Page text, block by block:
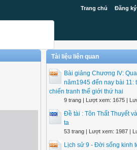
Trang chủ Đăng ký
Tài liệu liên quan
Bài giảng Chương IV:
năm1945 đến nay bài 11:
chiến tranh thế giới thứ hai
9 trang | Lượt xem: 1675 |
Đề tài : Tôn Thất Thuyết
ta
53 trang | Lượt xem: 1987 |
Lịch sử 9 - Đời sống kinh